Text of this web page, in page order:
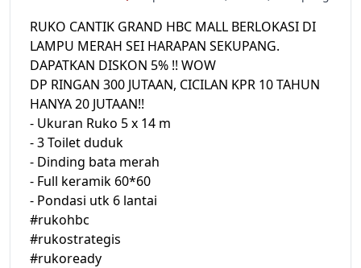
RUKO CANTIK GRAND HBC MALL BERLOKASI DI
LAMPU MERAH SEI HARAPAN SEKUPANG.
DAPATKAN DISKON 5% !! WOW
DP RINGAN 300 JUTAAN, CICILAN KPR 10 TAHUN
HANYA 20 JUTAAN!!
- Ukuran Ruko 5 x 14 m
- 3 Toilet duduk
- Dinding bata merah
- Full keramik 60*60
- Pondasi utk 6 lantai
#rukohbc
#rukostrategis
#rukoready